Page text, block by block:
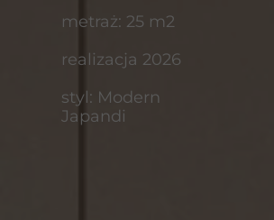
metraż: 25 m2
realizacja 2026
styl: Modern
Japandi
realizacja 2026
styl: Modern
Japandi